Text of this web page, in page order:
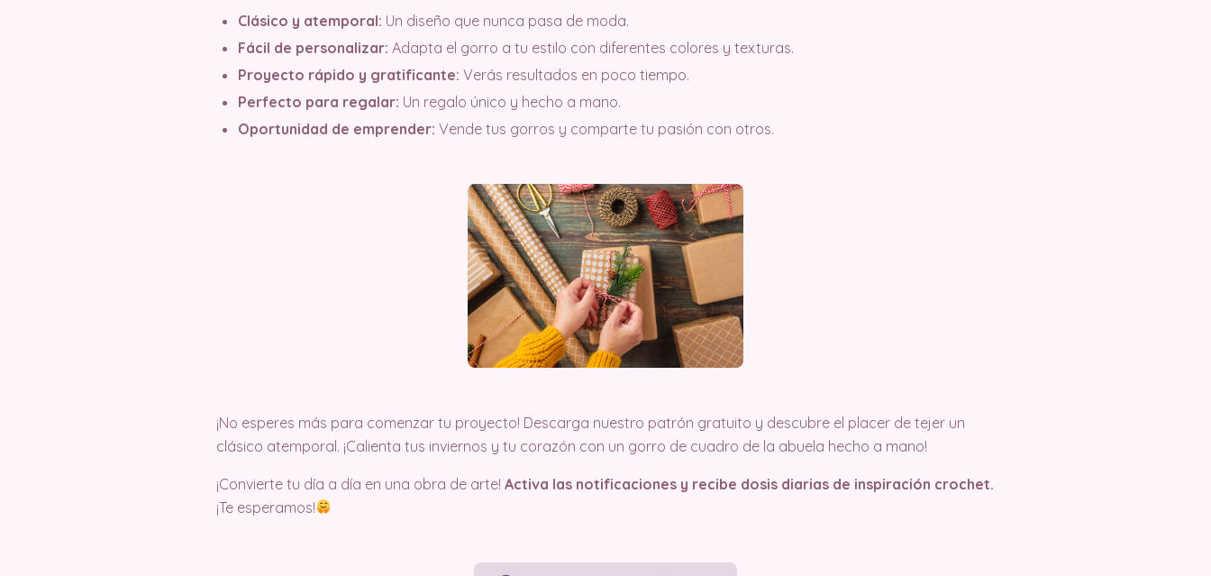
Clásico y atemporal: Un diseño que nunca pasa de moda.
Fácil de personalizar: Adapta el gorro a tu estilo con diferentes colores y texturas.
Proyecto rápido y gratificante: Verás resultados en poco tiempo.
Perfecto para regalar: Un regalo único y hecho a mano.
Oportunidad de emprender: Vende tus gorros y comparte tu pasión con otros.
¡No esperes más para comenzar tu proyecto! Descarga nuestro patrón gratuito y descubre el placer de tejer un
clásico atemporal. ¡Calienta tus inviernos y tu corazón con un gorro de cuadro de la abuela hecho a mano!
¡Convierte tu día a día en una obra de arte! Activa las notificaciones y recibe dosis diarias de inspiración crochet.
¡Te esperamos!